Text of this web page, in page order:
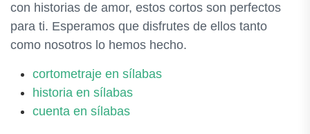
con historias de amor, estos cortos son perfectos
para ti. Esperamos que disfrutes de ellos tanto
como nosotros lo hemos hecho.
cortometraje en sílabas
historia en sílabas
cuenta en sílabas